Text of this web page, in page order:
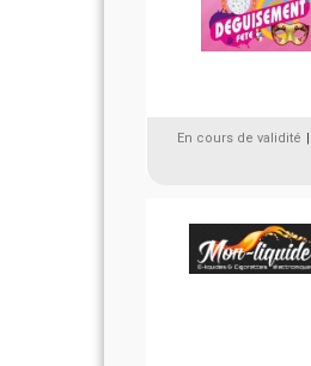
En cours de validité